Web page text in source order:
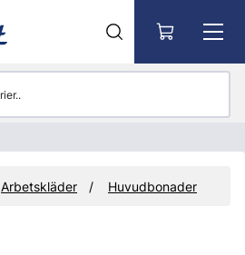
Arbetskläder Huvudbonader